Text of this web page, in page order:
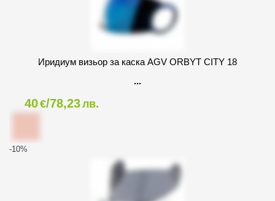
Иридиум визьор за каска AGV ORBYT CITY 18
40€/78,23лв.
-10%